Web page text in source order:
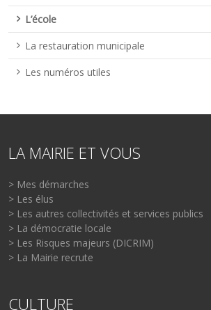
L’école
La restauration municipale
Les numéros utiles
LA MAIRIE ET VOUS
> Mes démarches
> Les élus
> Les autres collectivités et services publics
> La démocratie locale
> Les Risques majeurs (DICRIM)
> La Mairie recrute
CULTURE